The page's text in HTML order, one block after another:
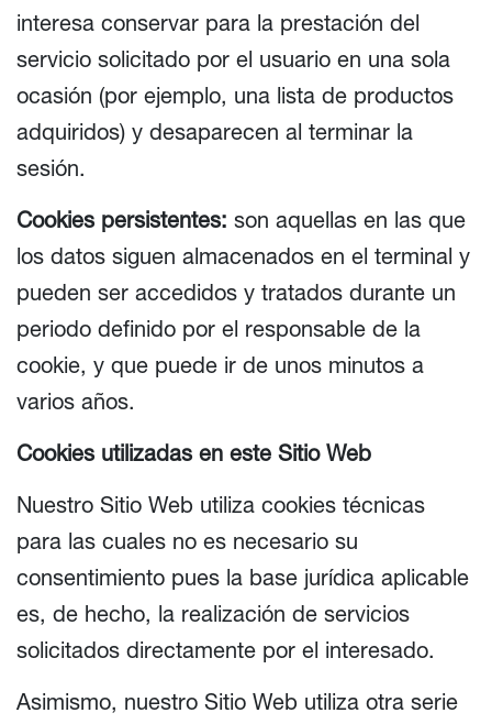
interesa conservar para la prestación del
servicio solicitado por el usuario en una sola
ocasión (por ejemplo, una lista de productos
adquiridos) y desaparecen al terminar la
sesión.
Cookies persistentes: son aquellas en las que
los datos siguen almacenados en el terminal y
pueden ser accedidos y tratados durante un
periodo definido por el responsable de la
cookie, y que puede ir de unos minutos a
varios años.
Cookies utilizadas en este Sitio Web
Nuestro Sitio Web utiliza cookies técnicas
para las cuales no es necesario su
consentimiento pues la base jurídica aplicable
es, de hecho, la realización de servicios
solicitados directamente por el interesado.
Asimismo, nuestro Sitio Web utiliza otra serie